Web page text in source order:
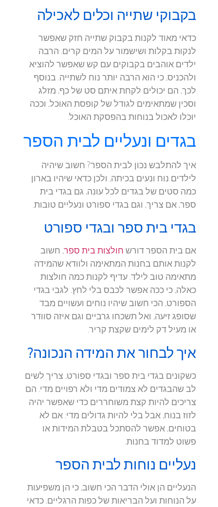
בקבוקי שתייה וכלים לאכילה
כדאי מאוד לקנות בקבוק שתייה חזק שאפשר
לנקות בקלות ושישמור על המים קרים. הרבה
ילדים אוהבים בקבוקים עם קש שאפשר להוציא
ולהכניס, כי הוא הרבה יותר נוח לשתייה. בנוסף
לכך, הם יכולים לקחת איתם סט של כף, מזלג
וסכין שמתאימים לגודל של קופסת האוכל, וככה
יוכלו לאכול בנוחות בהפסקת האוכל.
בגדים ונעליים לבית הספר
איך להתלבש נכון לבית הספר? חשוב שיהיה
לילדים נוח ונעים בכיתה, ולכן כדאי שיהיו בארון
כמה סטים של בגדים לכל עונה, גם בגדי בית
ספר, אם צריך, וגם בגדי ספורט ונעליים טובות.
בגדי בית ספר ובגדי ספורט
אם בית הספר דורשחולצות בית ספר, חשוב
לקנות אותם בחנות המתאימה ולוודא שהמידה
מתאימה טוב לילד. עדיף לקנות כמה חולצות
כאלה, כי ככה אפשר לכבס בלי לחץ. לגבי בגדי
הספורט, הכי חשוב שיהיו נוחים ועשויים מבד
שסופג זיעה, ואל תשכחו גרביים וגם איזה סוודר
או מעיל דק לימים שקצת קריר.
איך לבחור את המידה הנכונה?
כשקונים בגדי בית ספר ובגדי ספורט, צריך לשים
לב שהבגדים לא צמודים מדי ולא רפויים מדי. הם
צריכים להיות קצת משוחררים כדי שאפשר יהיה
לזוז בנוח, אבל בלי להיות גדולים מדי. אם לא
בטוחים, אפשר להסתכל בטבלת המידות או
פשוט למדוד בחנות.
נעליים נוחות לבית הספר
הנעליים הן אולי הדבר הכי חשוב, כי הן משפיעות
על הנוחות ועל הבריאות של כפות הרגליים. כדאי